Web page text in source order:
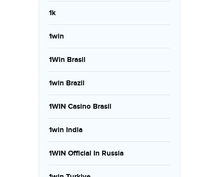
1k
1win
1Win Brasil
1win Brazil
1WIN Casino Brasil
1win India
1WIN Official In Russia